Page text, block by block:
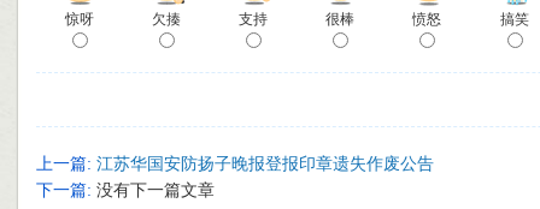
惊呀 欠揍 支持 很棒 愤怒 搞笑
上一篇: 江苏华国安防扬子晚报登报印章遗失作废公告
下一篇: 没有下一篇文章